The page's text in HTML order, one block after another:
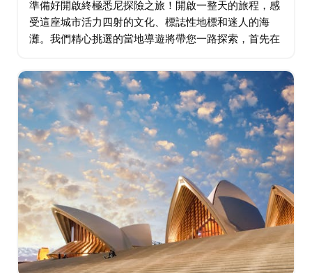
準備好開啟終極悉尼探險之旅！開啟一整天的旅程，感
受這座城市活力四射的文化、標誌性地標和迷人的海
灘。我們精心挑選的當地導遊將帶您一路探索，首先在
時尚的運動遊艇遊覽海港。邦迪海灘（Bondi…